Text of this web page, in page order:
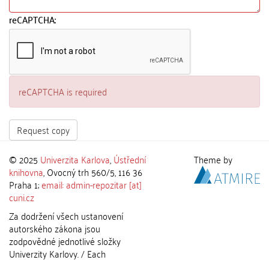
reCAPTCHA:
reCAPTCHA is required
Request copy
© 2025 Univerzita Karlova,Ústřední
knihovna, Ovocný trh 560/5, 116 36
Praha 1;email: admin-repozitar [at]
cuni.cz
Za dodržení všech ustanovení
autorského zákona jsou
zodpovědné jednotlivé složky
Univerzity Karlovy. / Each
Theme by